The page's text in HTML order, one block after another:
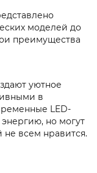
моделей до
преимущества
уютное
в
LED-
но могут
не всем нравится.